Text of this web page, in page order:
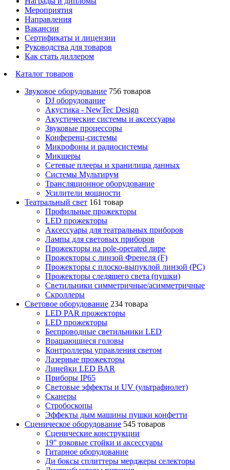
Мероприятия
Направления
Вакансии
Сертификаты и лицензии
Руководства для товаров
Как стать диллером
Каталог товаров
Звуковое оборудование 756 товаров
DJ оборудование
Акустика - NewTec Design
Акустические системы и аксессуары
Звуковые процессоры
Конференц-системы
Микрофоны и радиосистемы
Микшеры
Сетевые плееры и хранилища данных
Системы Мультирум
Трансляционное оборудование
Усилители мощности
Театральный свет 161 товар
Профильные прожекторы
LED прожекторы
Аксессуары для театральных приборов
Лампы для световых приборов
Прожекторы на pole-operated лире
Прожекторы с линзой Френеля (F)
Прожекторы с плоско-выпуклой линзой (PC)
Прожекторы следящего света (пушки)
Светильники симметричные/асимметричные
Скроллеры
Световое оборудование 234 товара
LED PAR прожекторы
LED прожекторы
Беспроводные светильники LED
Вращающиеся головы
Контроллеры управления светом
Лазерные прожекторы
Линейки LED BAR
Приборы IP65
Световые эффекты и UV (ультрафиолет)
Сканеры
Стробоскопы
Эффекты дым машины пушки конфетти
Сценическое оборудование 545 товаров
Сценические конструкции
19" рэковые стойки и аксесcуары
Гитарное оборудование
Ди боксы сплиттеры мерджеры селекторы